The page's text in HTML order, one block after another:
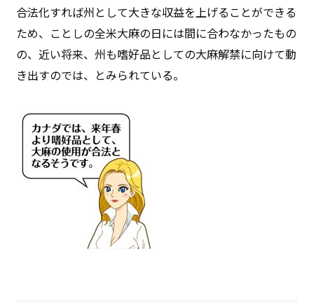
合法化すれば州として大きな収益を上げることができる
ため、ことしの全米大麻の日には間に合わなかったもの
の、近い将来、州も嗜好品としての大麻解禁に向けて動
き出すのでは、とみられている。